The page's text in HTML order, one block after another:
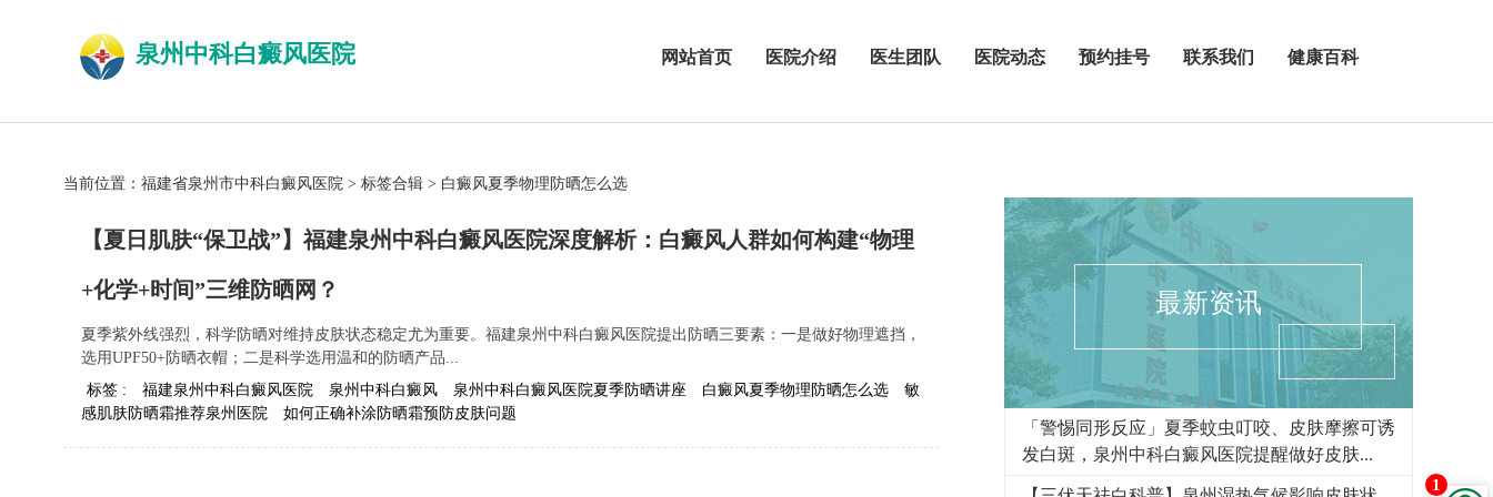
1
泉州中科白癜风医院 网站首页 医院介绍 医生团队 医院动态 预约挂号 联系我们 健康百科
当前位置： 福建省泉州市中科白癜风医院 > 标签合辑 > 白癜风夏季物理防晒怎么选
【夏日肌肤“保卫战”】福建泉州中科白癜风医院深度解析：白癜风人群如何构建“物理
+化学+时间”三维防晒网？
夏季紫外线强烈，科学防晒对维持皮肤状态稳定尤为重要。福建泉州中科白癜风医院提出防晒三要素：一是做好物理遮挡，
选用UPF50+防晒衣帽；二是科学选用温和的防晒产品...
标签 :
福建泉州中科白癜风医院 泉州中科白癜风 泉州中科白癜风医院夏季防晒讲座 白癜风夏季物理防晒怎么选
敏
感肌肤防晒霜推荐泉州医院
如何正确补涂防晒霜预防皮肤问题
最新资讯
「警惕同形反应」夏季蚊虫叮咬、皮肤摩擦可诱
发白斑，泉州中科白癜风医院提醒做好皮肤...